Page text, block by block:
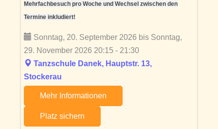
Mehrfachbesuch pro Woche und Wechsel zwischen den
Termine inkludiert!
Sonntag, 20. September 2026 bis Sonntag,
29. November 2026 20:15 - 21:30
Tanzschule Danek, Hauptstr. 13,
Stockerau
Mehr Informationen
Platz sichern